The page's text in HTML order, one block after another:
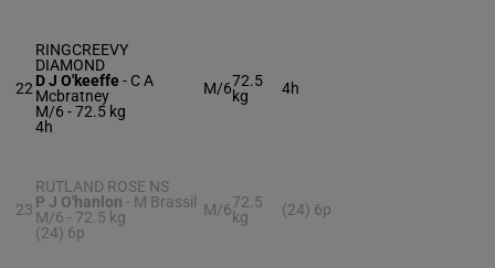
22
RINGCREEVY
DIAMOND
D J O'keeffe- C A
Mcbratney
M/6 -72.5 kg
4h
M/672.5
kg
4h
23
RUTLAND ROSE NS
P J O'hanlon - M Brassil
M/6 - 72.5 kg
(24) 6p
M/672.5
kg
(24) 6p